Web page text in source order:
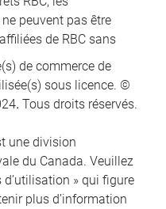
peuvent pas être
de RBC sans
de commerce de
sous licence. ©
. Tous droits réservés.
une division
du Canada. Veuillez
» qui figure
plus d’information